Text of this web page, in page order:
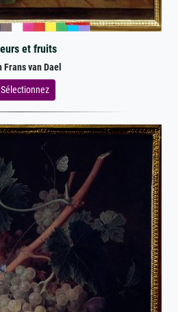
et fruits
Frans van Dael
Sélectionnez